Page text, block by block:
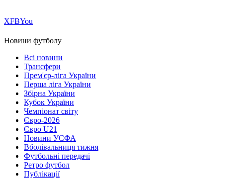
ХFBYou
Новини футболу
Всі новини
Трансфери
Прем'єр-ліга України
Перша ліга України
Збірна України
Кубок України
Чемпіонат світу
Євро-2026
Євро U21
Новини УЄФА
Вболівальниця тижня
Футбольні передачі
Ретро футбол
Публікації